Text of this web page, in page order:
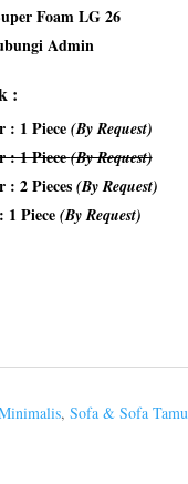
Foam LG 26
Admin
:
: 1 Piece(By Request)
: 1 Piece(By Request)
: 2 Pieces (By Request)
1 Piece (By Request)
, Sofa & Sofa Tamu